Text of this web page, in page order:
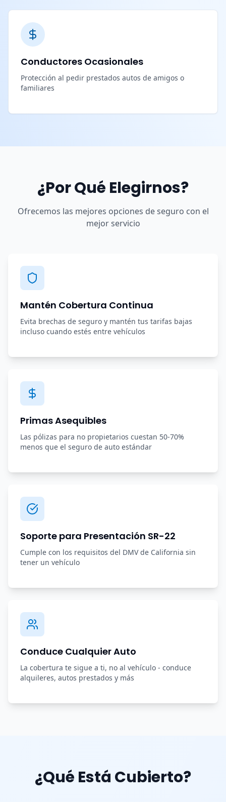
Conductores Ocasionales
Protección al pedir prestados autos de amigos o
familiares
¿Por Qué Elegirnos?
Ofrecemos las mejores opciones de seguro con el
mejor servicio
Mantén Cobertura Continua
Evita brechas de seguro y mantén tus tarifas bajas
incluso cuando estés entre vehículos
Primas Asequibles
Las pólizas para no propietarios cuestan 50-70%
menos que el seguro de auto estándar
Soporte para Presentación SR-22
Cumple con los requisitos del DMV de California sin
tener un vehículo
Conduce Cualquier Auto
La cobertura te sigue a ti, no al vehículo - conduce
alquileres, autos prestados y más
¿Qué Está Cubierto?